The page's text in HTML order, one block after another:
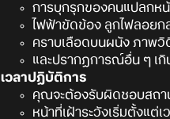
การบุกรุกของคนแปลก
ไฟฟ้าขัดข้อง ลูกไฟลอยก
คราบเลือดบนผนัง ภาพวิ
และปรากฏการณ์อื่น ๆ เกิ
เวลาปฏิบัติการ
คุณจะต้องรับผิดชอบสถา
หน้าที่เฝ้าระวังเริ่มตั้งแต่